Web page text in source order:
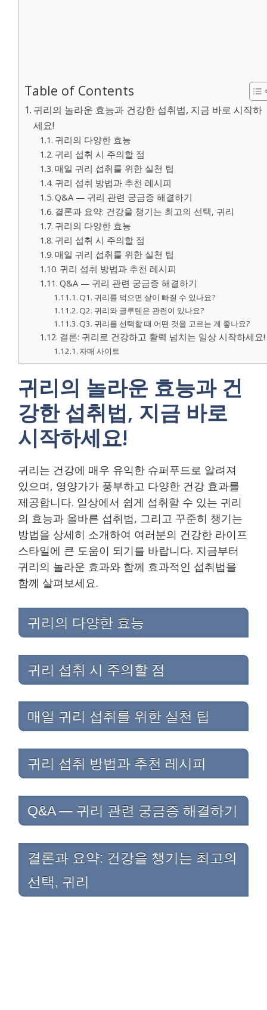
Table of Contents
귀리의 놀라운 효능과 건강한 섭취법, 지금 바로 시작하
세요!
귀리의 다양한 효능
귀리 섭취 시 주의할 점
매일 귀리 섭취를 위한 실천 팁
귀리 섭취 방법과 추천 레시피
Q&A — 귀리 관련 궁금증 해결하기
결론과 요약: 건강을 챙기는 최고의 선택, 귀리
귀리의 다양한 효능
귀리 섭취 시 주의할 점
매일 귀리 섭취를 위한 실천 팁
귀리 섭취 방법과 추천 레시피
Q&A — 귀리 관련 궁금증 해결하기
Q1. 귀리를 먹으면 살이 빠질 수 있나요?
Q2. 귀리와 글루텐은 관련이 있나요?
Q3. 귀리를 선택할 때 어떤 것을 고르는 게 좋나요?
결론: 귀리로 건강하고 활력 넘치는 일상 시작하세요!
자매 사이트
귀리의 놀라운 효능과 건
강한 섭취법, 지금 바로
시작하세요!
귀리는 건강에 매우 유익한 슈퍼푸드로 알려져
있으며, 영양가가 풍부하고 다양한 건강 효과를
제공합니다. 일상에서 쉽게 섭취할 수 있는 귀리
의 효능과 올바른 섭취법, 그리고 꾸준히 챙기는
방법을 상세히 소개하여 여러분의 건강한 라이프
스타일에 큰 도움이 되기를 바랍니다. 지금부터
귀리의 놀라운 효과와 함께 효과적인 섭취법을
함께 살펴보세요.
귀리의 다양한 효능
귀리 섭취 시 주의할 점
매일 귀리 섭취를 위한 실천 팁
귀리 섭취 방법과 추천 레시피
Q&A — 귀리 관련 궁금증 해결하기
결론과 요약: 건강을 챙기는 최고의
선택, 귀리